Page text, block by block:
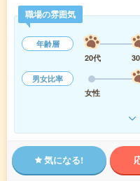
職場の雰囲気
年齢層
20代
男女比率
女性
気になる!